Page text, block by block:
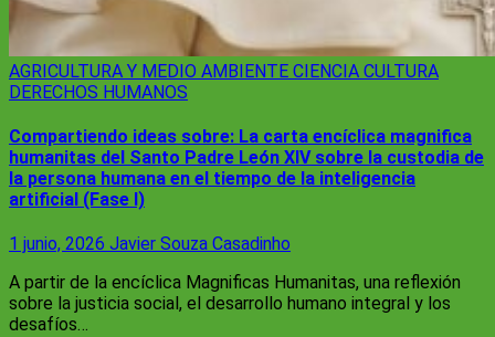
AGRICULTURA Y MEDIO AMBIENTE CIENCIA CULTURA
DERECHOS HUMANOS
Compartiendo ideas sobre: La carta encíclica magnifica
humanitas del Santo Padre León XIV sobre la custodia de
la persona humana en el tiempo de la inteligencia
artificial (Fase I)
1 junio, 2026 Javier Souza Casadinho
A partir de la encíclica Magnificas Humanitas, una reflexión
sobre la justicia social, el desarrollo humano integral y los
desafíos…